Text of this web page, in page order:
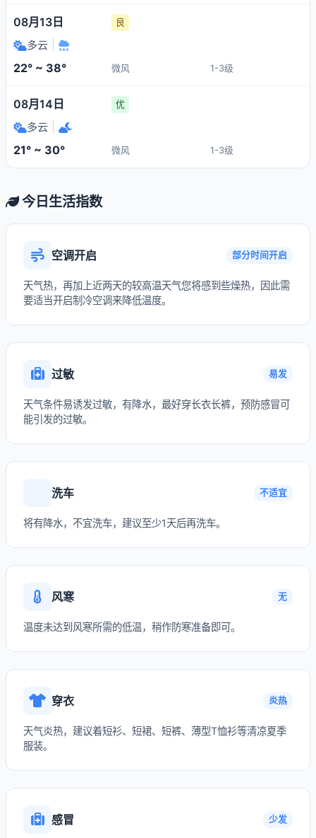
08月13日 良
多云
22° ~ 38° 微风 1-3级
08月14日 优
多云
21° ~ 30° 微风 1-3级
今日生活指数
空调开启 部分时间开启
天气热，再加上近两天的较高温天气您将感到些燥热，因此需
要适当开启制冷空调来降低温度。
过敏 易发
天气条件易诱发过敏，有降水，最好穿长衣长裤，预防感冒可
能引发的过敏。
洗车 不适宜
将有降水，不宜洗车，建议至少1天后再洗车。
风寒 无
温度未达到风寒所需的低温，稍作防寒准备即可。
穿衣 炎热
天气炎热，建议着短衫、短裙、短裤、薄型T恤衫等清凉夏季
服装。
感冒 少发